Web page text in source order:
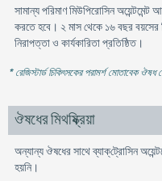
সামান্য পরিমাণ মিউপিরোসিন
করতে হবে। ২ মাস থেকে ১৬ বছর বয়সের
নিরাপত্তা ও কার্যকারিতা প্রতিষ্ঠিত।
* রেজিস্টার্ড চিকিৎসকের পরামর্শ মোতাবেক
ঔষধের মিথষ্ক্রিয়া
অন্যান্য ঔষধের সাথে ব্যাক্‌ট্রোসিন
হয়নি।